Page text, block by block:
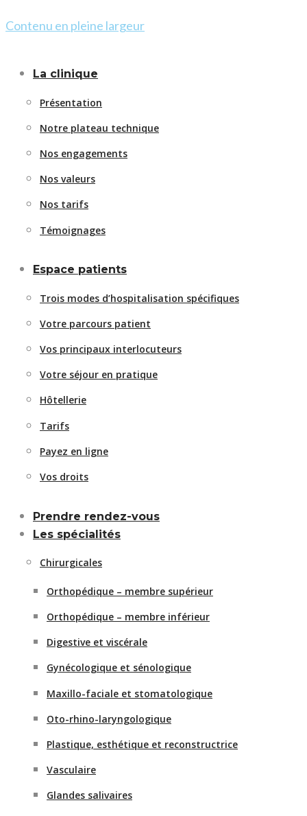
Contenu en pleine largeur
La clinique
Présentation
Notre plateau technique
Nos engagements
Nos valeurs
Nos tarifs
Témoignages
Espace patients
Trois modes d’hospitalisation spécifiques
Votre parcours patient
Vos principaux interlocuteurs
Votre séjour en pratique
Hôtellerie
Tarifs
Payez en ligne
Vos droits
Prendre rendez-vous
Les spécialités
Chirurgicales
Orthopédique – membre supérieur
Orthopédique – membre inférieur
Digestive et viscérale
Gynécologique et sénologique
Maxillo-faciale et stomatologique
Oto-rhino-laryngologique
Plastique, esthétique et reconstructrice
Vasculaire
Glandes salivaires